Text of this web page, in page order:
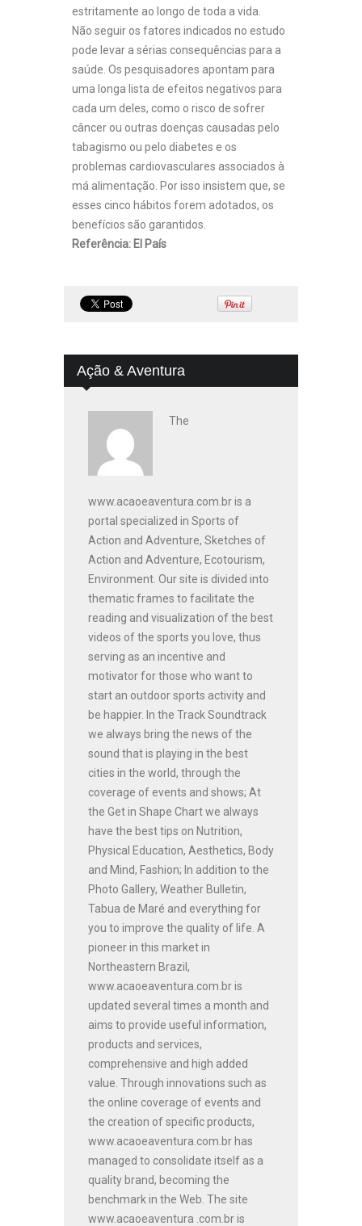
estritamente ao longo de toda a vida.
Não seguir os fatores indicados no estudo
pode levar a sérias consequências para a
saúde. Os pesquisadores apontam para
uma longa lista de efeitos negativos para
cada um deles, como o risco de sofrer
câncer ou outras doenças causadas pelo
tabagismo ou pelo diabetes e os
problemas cardiovasculares associados à
má alimentação. Por isso insistem que, se
esses cinco hábitos forem adotados, os
benefícios são garantidos.
Referência: El País
Ação & Aventura
The
www.acaoeaventura.com.br is a
portal specialized in Sports of
Action and Adventure, Sketches of
Action and Adventure, Ecotourism,
Environment. Our site is divided into
thematic frames to facilitate the
reading and visualization of the best
videos of the sports you love, thus
serving as an incentive and
motivator for those who want to
start an outdoor sports activity and
be happier. In the Track Soundtrack
we always bring the news of the
sound that is playing in the best
cities in the world, through the
coverage of events and shows; At
the Get in Shape Chart we always
have the best tips on Nutrition,
Physical Education, Aesthetics, Body
and Mind, Fashion; In addition to the
Photo Gallery, Weather Bulletin,
Tabua de Maré and everything for
you to improve the quality of life. A
pioneer in this market in
Northeastern Brazil,
www.acaoeaventura.com.br is
updated several times a month and
aims to provide useful information,
products and services,
comprehensive and high added
value. Through innovations such as
the online coverage of events and
the creation of specific products,
www.acaoeaventura.com.br has
managed to consolidate itself as a
quality brand, becoming the
benchmark in the Web. The site
www.acaoeaventura .com.br is